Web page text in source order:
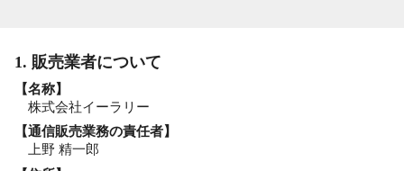
1. 販売業者について
【名称】
株式会社イーラリー
【通信販売業務の責任者】
上野 精一郎